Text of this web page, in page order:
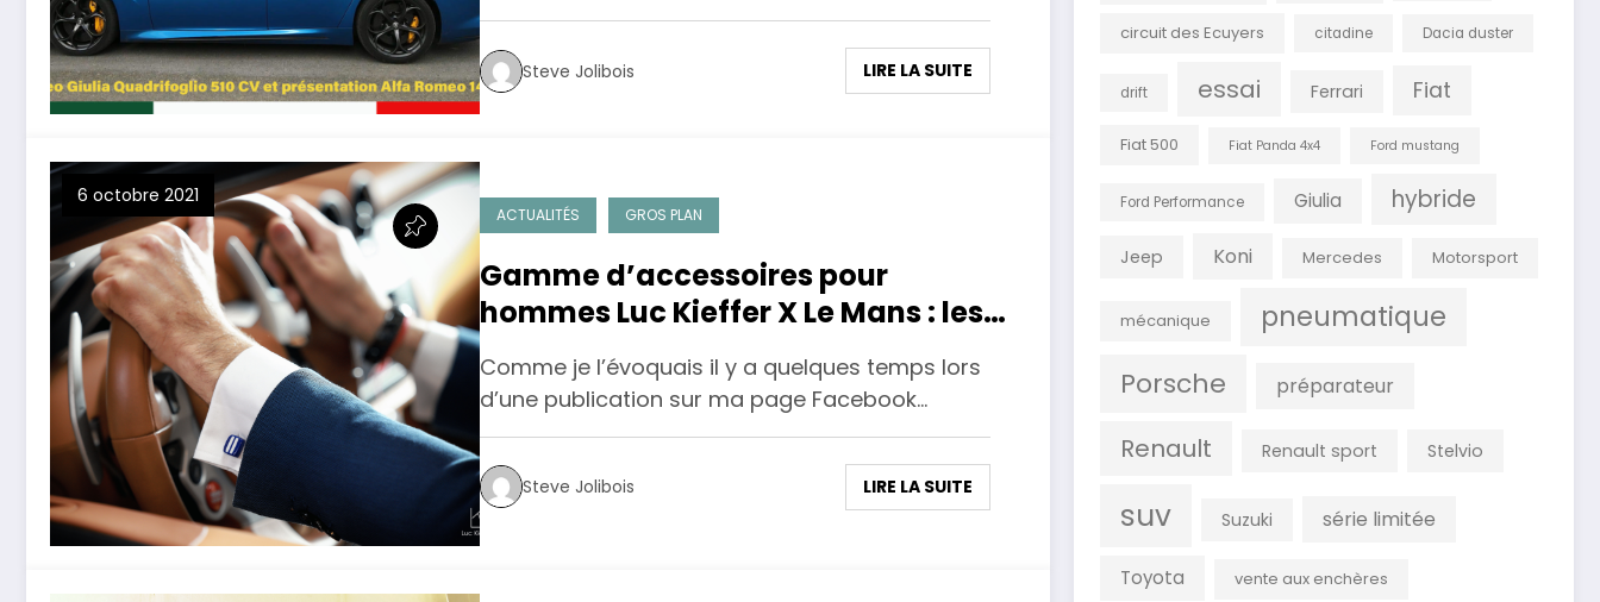
Steve Jolibois LIRE LA SUITE
6 octobre 2021
ACTUALITÉS GROS PLAN
Gamme d’accessoires pour
hommes Luc Kieffer X Le Mans : les
24 heures du Mans harmonisés à
votre tenue.
Comme je l’évoquais il y a quelques temps lors
d’une publication sur ma page Facebook…
Steve Jolibois LIRE LA SUITE
circuit des Ecuyers citadine Dacia duster
drift essai Ferrari Fiat
Fiat 500 Fiat Panda 4x4 Ford mustang
Ford Performance Giulia hybride
Jeep Koni Mercedes Motorsport
mécanique pneumatique
Porsche préparateur
Renault Renault sport Stelvio
suv Suzuki série limitée
Toyota vente aux enchères